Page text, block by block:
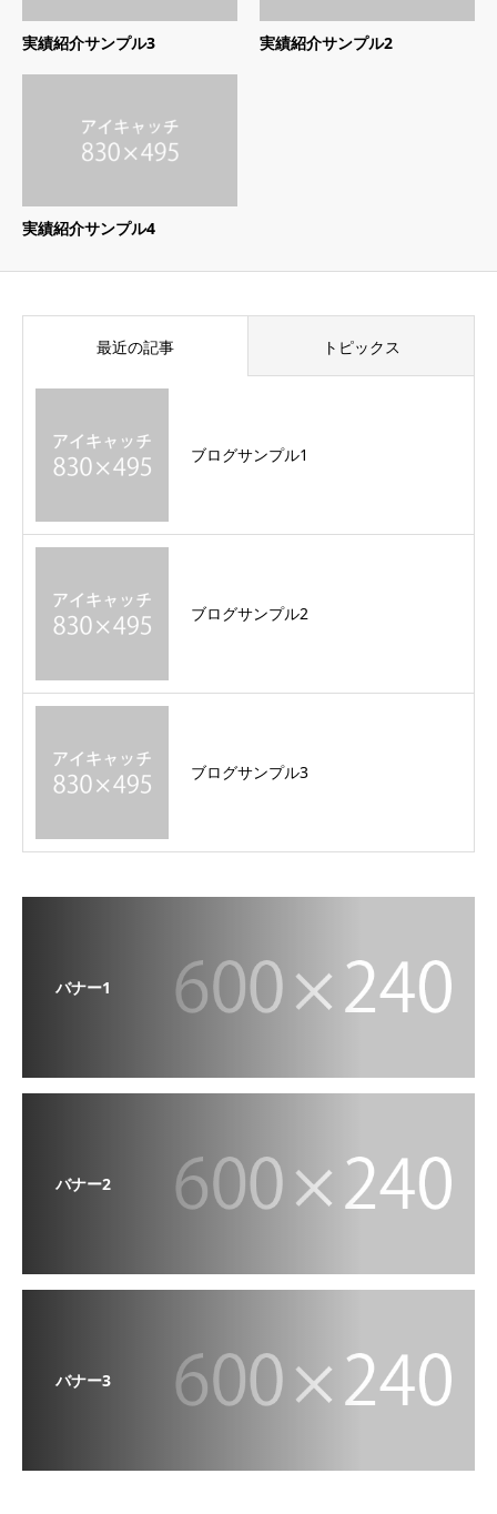
実績紹介サンプル3 実績紹介サンプル2
実績紹介サンプル4
最近の記事 トピックス
ブログサンプル1
ブログサンプル2
ブログサンプル3
バナー1
バナー2
バナー3